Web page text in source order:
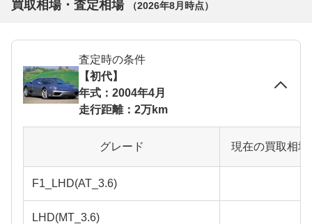
買取相場・査定相場
（2026年8月 時点）
査定時の条件
【初代】
年式：2004年4月
走行距離：2万km
グレード 現在の買取相
F1_LHD(AT_3.6)
LHD(MT_3.6)